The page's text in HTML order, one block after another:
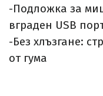
-Подложка за
вграден USB
-Без хлъзгане:
от гума